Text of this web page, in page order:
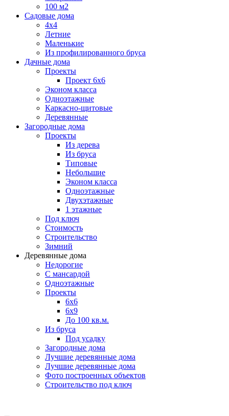
100 м2
Садовые дома
4х4
Летние
Маленькие
Из профилированного бруса
Дачные дома
Проекты
Проект 6х6
Эконом класса
Одноэтажные
Каркасно-щитовые
Деревянные
Загородные дома
Проекты
Из дерева
Из бруса
Типовые
Небольшие
Эконом класса
Одноэтажные
Двухэтажные
1 этажные
Под ключ
Стоимость
Строительство
Зимний
Деревянные дома
Недорогие
С мансардой
Одноэтажные
Проекты
6х6
6х9
До 100 кв.м.
Из бруса
Под усадку
Загородные дома
Лучшие деревянные дома
Лучшие деревянные дома
Фото построенных объектов
Строительство под ключ